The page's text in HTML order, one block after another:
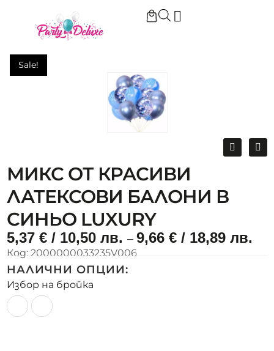
Микс от красиви латексови балони в синьо LUXURY
Sale!
Sale!
МИКС ОТ КРАСИВИ
ЛАТЕКСОВИ БАЛОНИ В
СИНЬО LUXURY
5,37€ / 10,50 лв.– 9,66€ / 18,89 лв.
Код: 2000000033235V006
НАЛИЧНИ ОПЦИИ:
Избор на бройка